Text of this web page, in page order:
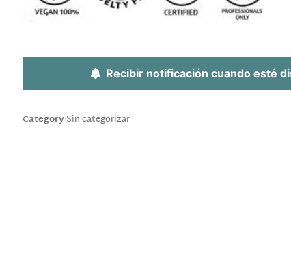
Recibir notificación cuando esté
CategorySin categorizar